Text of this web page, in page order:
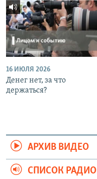
16 ИЮЛЯ 2026
Денег нет, за что
держаться?
АРХИВ ВИДЕО
СПИСОК